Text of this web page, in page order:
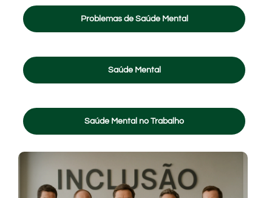
Problemas de Saúde Mental
Saúde Mental
Saúde Mental no Trabalho